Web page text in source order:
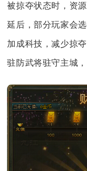
被掠夺状态时，资
延后，部分玩家会
加成科技，减少掠
驻防武将驻守主城